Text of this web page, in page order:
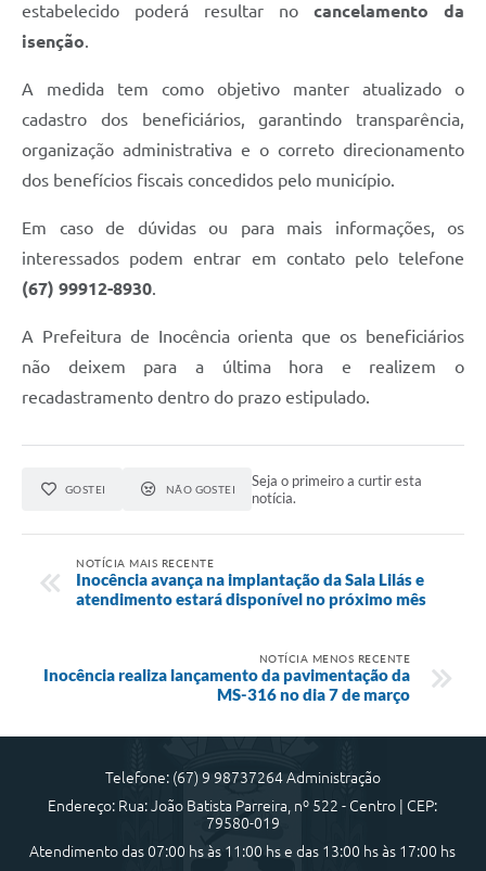
estabelecido poderá resultar no cancelamento da
isenção.
A medida tem como objetivo manter atualizado o
cadastro dos beneficiários, garantindo transparência,
organização administrativa e o correto direcionamento
dos benefícios fiscais concedidos pelo município.
Em caso de dúvidas ou para mais informações, os
interessados podem entrar em contato pelo telefone
(67) 99912-8930.
A Prefeitura de Inocência orienta que os beneficiários
não deixem para a última hora e realizem o
recadastramento dentro do prazo estipulado.
GOSTEI NÃO GOSTEI
Seja o primeiro a curtir esta
notícia.
NOTÍCIA MAIS RECENTE
Inocência avança na implantação da Sala Lilás e
atendimento estará disponível no próximo mês
NOTÍCIA MENOS RECENTE
Inocência realiza lançamento da pavimentação da
MS-316 no dia 7 de março
Telefone: (67) 9 98737264 Administração
Endereço: Rua: João Batista Parreira, nº 522 - Centro | CEP:
79580-019
Atendimento das 07:00 hs às 11:00 hs e das 13:00 hs às 17:00 hs